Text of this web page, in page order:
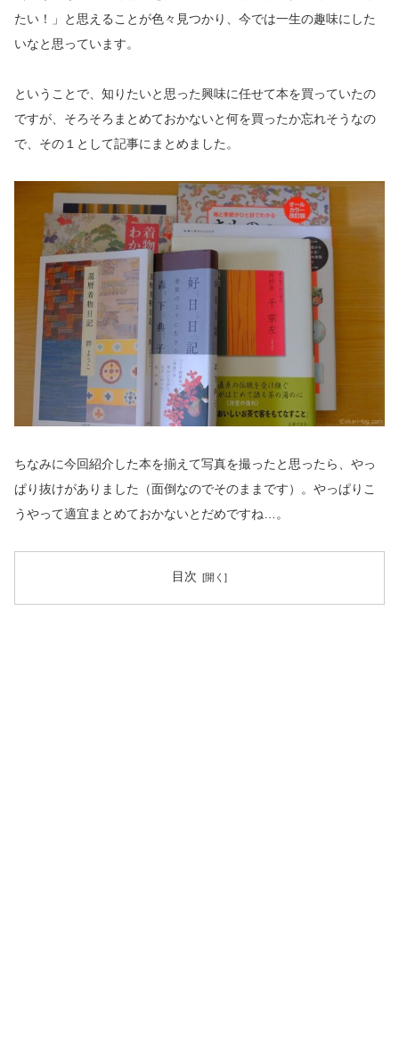
たい！」と思えることが色々見つかり、今では一生の趣味にした
いなと思っています。
ということで、知りたいと思った興味に任せて本を買っていたの
ですが、そろそろまとめておかないと何を買ったか忘れそうなの
で、その１として記事にまとめました。
ちなみに今回紹介した本を揃えて写真を撮ったと思ったら、やっ
ぱり抜けがありました（面倒なのでそのままです）。やっぱりこ
うやって適宜まとめておかないとだめですね…。
目次